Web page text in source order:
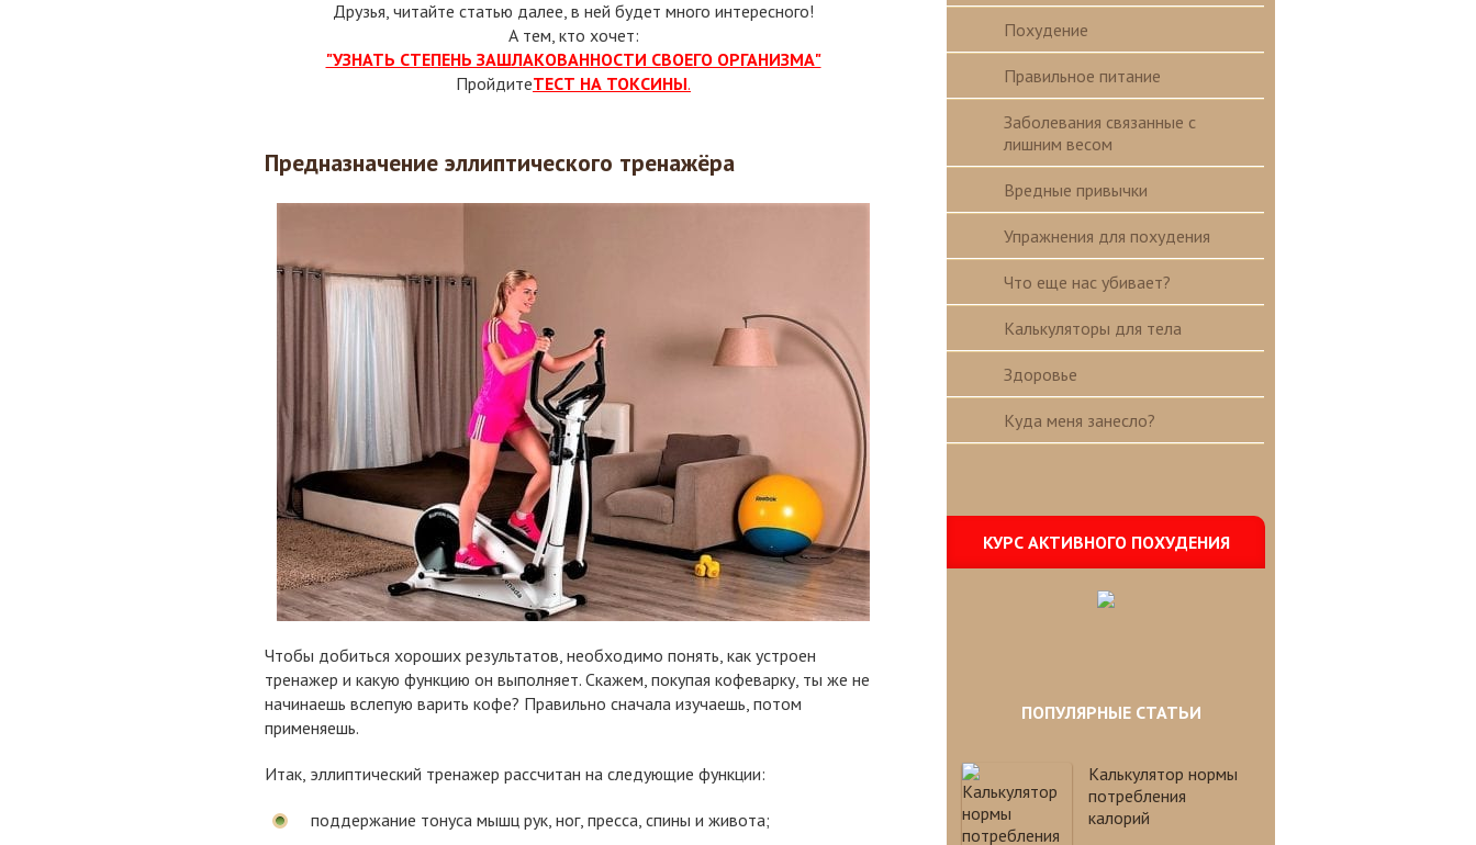
Друзья, читайте статью далее, в ней будет много интересного!
А тем, кто хочет:
"УЗНАТЬ СТЕПЕНЬ ЗАШЛАКОВАННОСТИ СВОЕГО ОРГАНИЗМА"
ПройдитеТЕСТ НА ТОКСИНЫ.
Предназначение эллиптического тренажёра
Чтобы добиться хороших результатов, необходимо понять, как устроен
тренажер и какую функцию он выполняет. Скажем, покупая кофеварку, ты же не
начинаешь вслепую варить кофе? Правильно сначала изучаешь, потом
применяешь.
Итак, эллиптический тренажер рассчитан на следующие функции:
поддержание тонуса мышц рук, ног, пресса, спины и живота;
Похудение
Правильное питание
Заболевания связанные с
лишним весом
Вредные привычки
Упражнения для похудения
Что еще нас убивает?
Калькуляторы для тела
Здоровье
Куда меня занесло?
КУРС АКТИВНОГО ПОХУДЕНИЯ
ПОПУЛЯРНЫЕ СТАТЬИ
Калькулятор нормы
потребления
калорий